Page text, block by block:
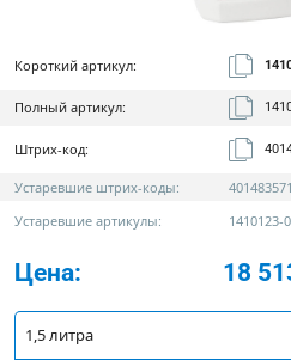
Короткий артикул:
Полный артикул:
Штрих-код:
Устаревшие штрих-коды:
Устаревшие артикулы:
1410123-
Цена: 18
1,5 литра